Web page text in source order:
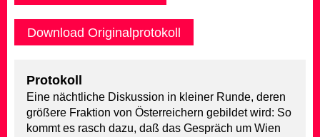
Download Originalprotokoll
Protokoll
Eine nächtliche Diskussion in kleiner Runde, deren
größere Fraktion von Österreichern gebildet wird: So
kommt es rasch dazu, daß das Gespräch um Wien